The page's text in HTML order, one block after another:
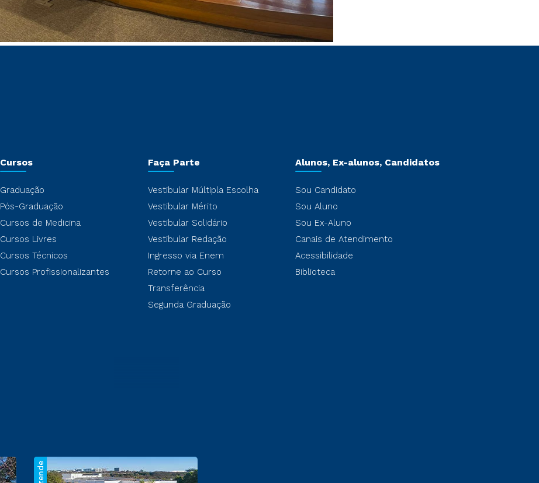
Cursos
Graduação
Pós-Graduação
Cursos de Medicina
Cursos Livres
Cursos Técnicos
Cursos Profissionalizantes
Faça Parte
Vestibular Múltipla Escolha
Vestibular Mérito
Vestibular Solidário
Vestibular Redação
Ingresso via Enem
Retorne ao Curso
Transferência
Segunda Graduação
Alunos, Ex-alunos, Candidatos
Sou Candidato
Sou Aluno
Sou Ex-Aluno
Canais de Atendimento
Acessibilidade
Biblioteca